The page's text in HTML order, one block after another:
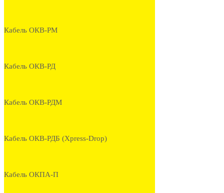
Кабель ОКВ-РМ
Кабель ОКВ-РД
Кабель ОКВ-РДМ
Кабель ОКВ-РДБ (Xpress-Drop)
Кабель ОКПА-П